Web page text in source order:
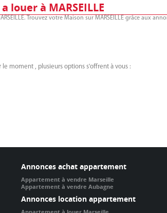
louer à MARSEILLE
Trouvez votre Maison sur MARSEILLE grâce aux
le moment , plusieurs options s'offrent à vous :
Annonces achat appartement
Appartement à vendre Marseille
Appartement à vendre Aubagne
Annonces location appartement